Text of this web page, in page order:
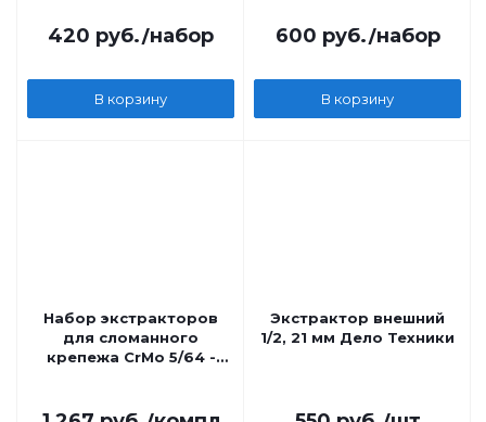
420 руб./набор
В корзину
600 руб./набор
В корзину
Набор экстракторов
для сломанного
крепежа CrMo 5/64 -
Экстрактор внешний
1/2, 21 мм Дело Техники